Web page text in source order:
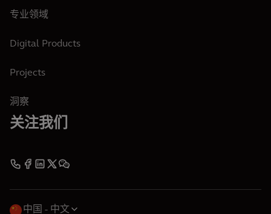
专业领域
Digital Products
Projects
洞察
关注我们
中国 中文